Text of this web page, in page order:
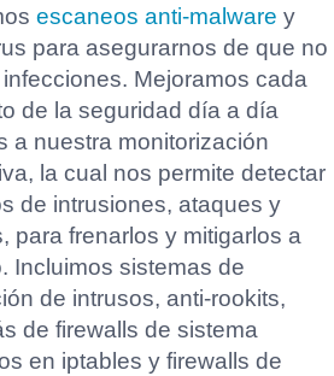
escaneos anti-malware y
para asegurarnos de que no
infecciones. Mejoramos cada
de la seguridad día a día
a nuestra monitorización
la cual nos permite detectar
de intrusiones, ataques y
para frenarlos y mitigarlos a
Incluimos sistemas de
de intrusos, anti-rookits,
de firewalls de sistema
en iptables y firewalls de